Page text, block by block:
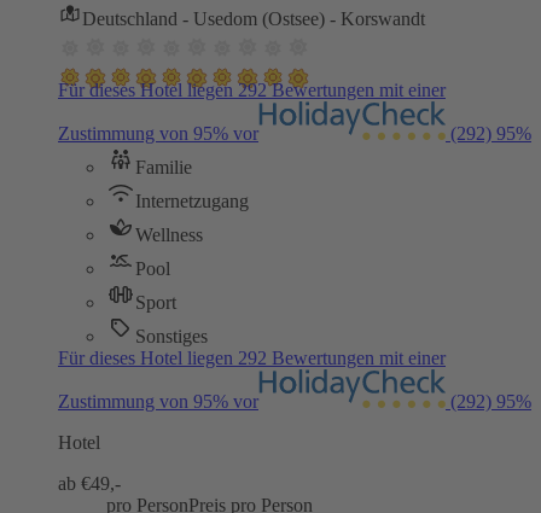
Deutschland - Usedom (Ostsee) - Korswandt
Für dieses Hotel liegen 292 Bewertungen mit einer
Zustimmung von 95% vor (292) 95%
Familie
Internetzugang
Wellness
Pool
Sport
Sonstiges
Für dieses Hotel liegen 292 Bewertungen mit einer
Zustimmung von 95% vor (292) 95%
Hotel
ab €49,-
pro PersonPreis pro Person